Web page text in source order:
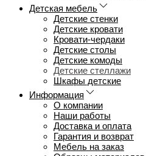
Детская мебель
Детские стенки
Детские кровати
Кровати-чердаки
Детские столы
Детские комоды
Детские стеллажи
Шкафы детские
Информация
О компании
Наши работы
Доставка и оплата
Гарантия и возврат
Мебель на заказ